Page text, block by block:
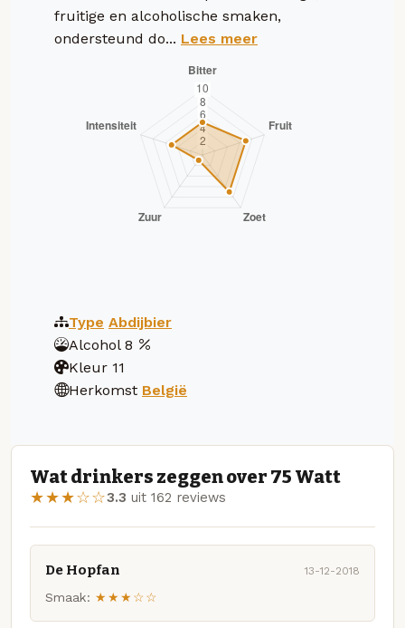
fruitige en alcoholische smaken,
ondersteund do... Lees meer
Type Abdijbier
Alcohol 8
Kleur 11
Herkomst België
Wat drinkers zeggen over 75 Watt
★★★☆☆3.3 uit 162 reviews
De Hopfan 13-12-2018
Smaak: ★★★☆☆